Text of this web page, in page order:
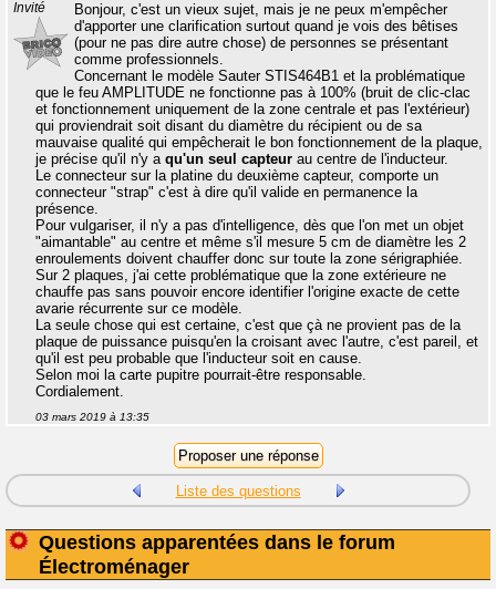
Invité
Bonjour, c'est un vieux sujet, mais je ne peux m'empêcher
d'apporter une clarification surtout quand je vois des bêtises
(pour ne pas dire autre chose) de personnes se présentant
comme professionnels.
Concernant le modèle Sauter STIS464B1 et la problématique
que le feu AMPLITUDE ne fonctionne pas à 100% (bruit de clic-clac
et fonctionnement uniquement de la zone centrale et pas l'extérieur)
qui proviendrait soit disant du diamètre du récipient ou de sa
mauvaise qualité qui empêcherait le bon fonctionnement de la plaque,
je précise qu'il n'y a qu'un seul capteur au centre de l'inducteur.
Le connecteur sur la platine du deuxième capteur, comporte un
connecteur "strap" c'est à dire qu'il valide en permanence la
présence.
Pour vulgariser, il n'y a pas d'intelligence, dès que l'on met un objet
"aimantable" au centre et même s'il mesure 5 cm de diamètre les 2
enroulements doivent chauffer donc sur toute la zone sérigraphiée.
Sur 2 plaques, j'ai cette problématique que la zone extérieure ne
chauffe pas sans pouvoir encore identifier l'origine exacte de cette
avarie récurrente sur ce modèle.
La seule chose qui est certaine, c'est que çà ne provient pas de la
plaque de puissance puisqu'en la croisant avec l'autre, c'est pareil, et
qu'il est peu probable que l'inducteur soit en cause.
Selon moi la carte pupitre pourrait-être responsable.
Cordialement.
03 mars 2019 à 13:35
Liste des questions
Questions apparentées dans le forum
Électroménager